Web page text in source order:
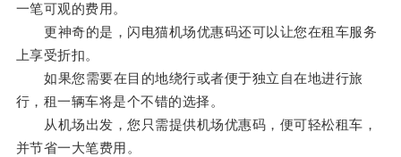
一笔可观的费用。
更神奇的是，闪电猫机场优惠码还可以让您在租车服务
上享受折扣。
如果您需要在目的地绕行或者便于独立自在地进行旅
行，租一辆车将是个不错的选择。
从机场出发，您只需提供机场优惠码，便可轻松租车，
并节省一大笔费用。